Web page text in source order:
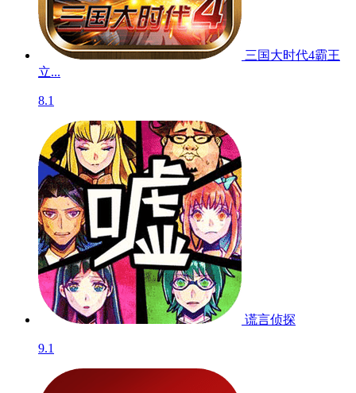
三国大时代4霸王
立...
8.1
谎言侦探
9.1